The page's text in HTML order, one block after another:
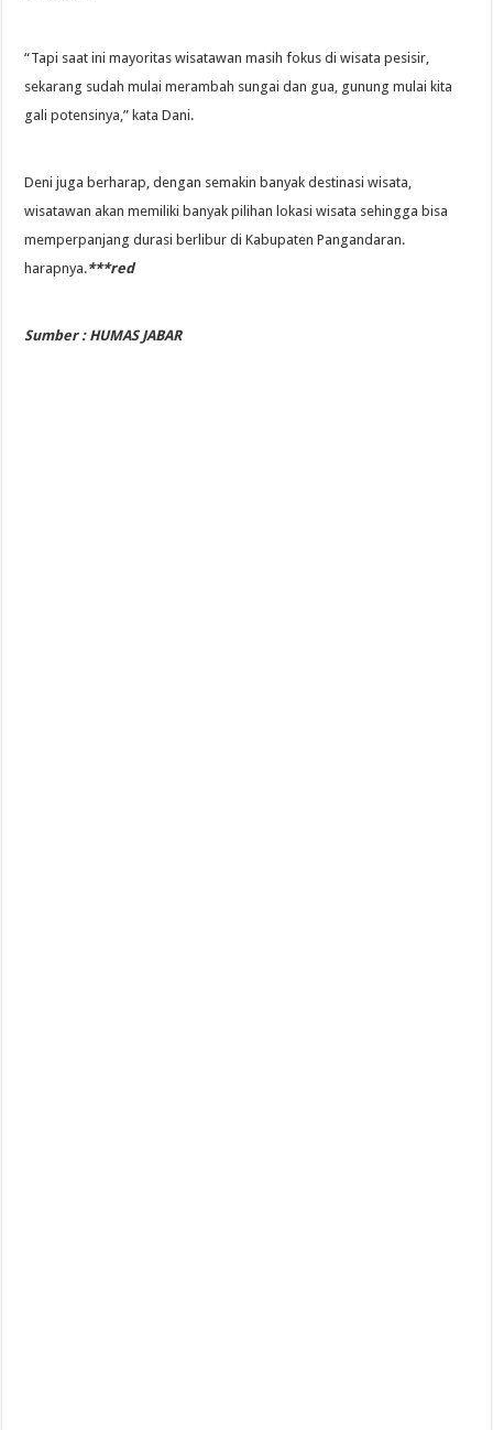
“Tapi saat ini mayoritas wisatawan masih fokus di wisata pesisir,
sekarang sudah mulai merambah sungai dan gua, gunung mulai kita
gali potensinya,” kata Dani.
Deni juga berharap, dengan semakin banyak destinasi wisata,
wisatawan akan memiliki banyak pilihan lokasi wisata sehingga bisa
memperpanjang durasi berlibur di Kabupaten Pangandaran.
harapnya.***red
Sumber : HUMAS JABAR